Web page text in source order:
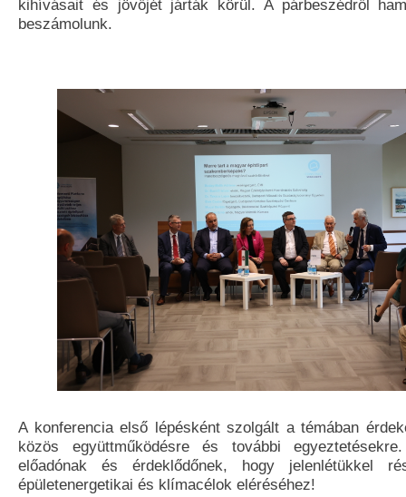
kihívásait és jövőjét járták körül. A párbeszédről
beszámolunk.
A konferencia első lépésként szolgált a témában
közös együttműködésre és további
előadónak és érdeklődőnek, hogy jelenlétükkel
épületenergetikai és klímacélok eléréséhez!